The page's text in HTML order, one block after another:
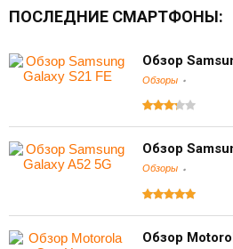
ПОСЛЕДНИЕ СМАРТФОНЫ:
Обзор
Обзоры
Обзор
Обзоры
Обзор